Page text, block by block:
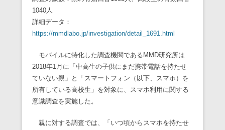
1040人
詳細データ：
https://mmdlabo.jp/investigation/detail_1691.html
モバイルに特化した調査機関であるMMD研究所は
2018年1月に「中高生の子供にまだ携帯電話を持たせ
ていない親」と「スマートフォン（以下、スマホ）を
所有している高校生」を対象に、スマホ利用に関する
意識調査を実施した。
親に対する調査では、「いつ頃からスマホを持たせ